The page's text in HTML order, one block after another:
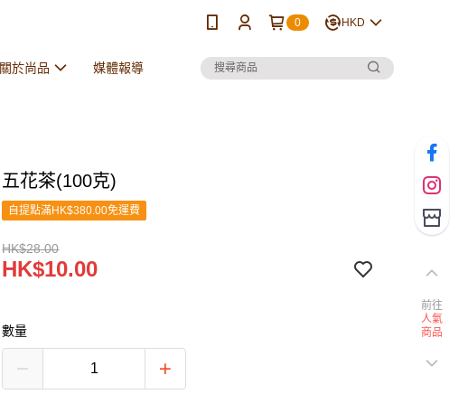
0 HKD
關於尚品 媒體報導
五花茶(100克)
自提點滿HK$380.00免運費
HK$28.00
HK$10.00
數量
前往
人氣
商品